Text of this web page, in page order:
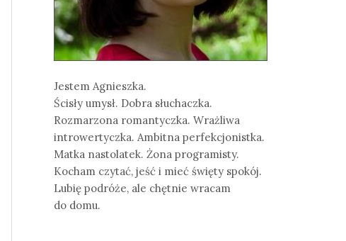
Jestem Agnieszka.
Ścisły umysł. Dobra słuchaczka.
Rozmarzona romantyczka. Wrażliwa
introwertyczka. Ambitna perfekcjonistka.
Matka nastolatek. Żona programisty.
Kocham czytać, jeść i mieć święty spokój.
Lubię podróże, ale chętnie wracam
do domu.